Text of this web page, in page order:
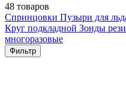
48 товаров
Спринцовки Пузыри для
Круг подкладной Зонды
многоразовые
Фильтр